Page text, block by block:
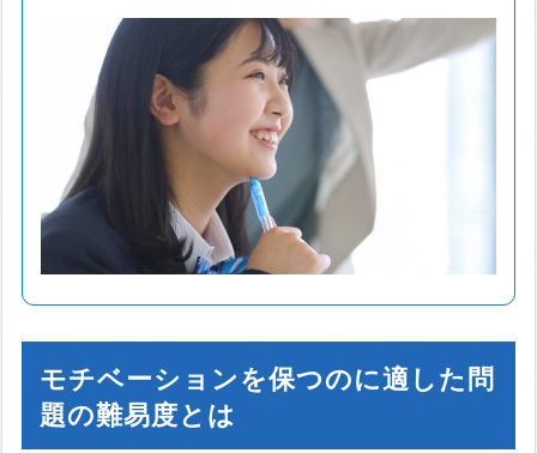
モチベーションを保つのに適した問
題の難易度とは